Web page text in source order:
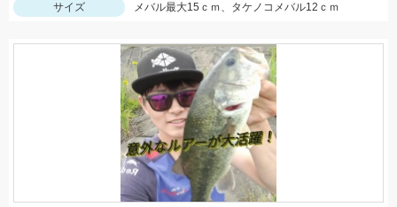
サイズ
メバル最大15ｃｍ、タケノコメバル12ｃｍ